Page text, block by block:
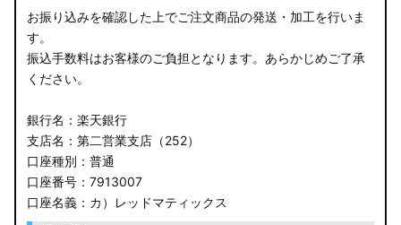
お振り込みを確認した上でご注文商品の発送・加工を行いま
す。
振込手数料はお客様のご負担となります。あらかじめご了承
ください。
銀行名：楽天銀行
支店名：第二営業支店（252）
口座種別：普通
口座番号：7913007
口座名義：カ）レッドマティックス